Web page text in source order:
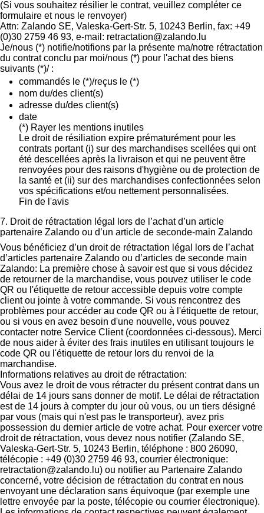
(Si vous souhaitez résilier le contrat, veuillez compléter ce
formulaire et nous le renvoyer)
Attn: Zalando SE, Valeska-Gert-Str. 5, 10243 Berlin, fax: +49
(0)30 2759 46 93, e-mail: retractation@zalando.lu
Je/nous (*) notifie/notifions par la présente ma/notre rétractation
du contrat conclu par moi/nous (*) pour l'achat des biens
suivants (*)/ :
commandés le (*)/reçus le (*)
nom du/des client(s)
adresse du/des client(s)
date
(*) Rayer les mentions inutiles
Le droit de résiliation expire prématurément pour les
contrats portant (i) sur des marchandises scellées qui ont
été descellées après la livraison et qui ne peuvent être
renvoyées pour des raisons d'hygiène ou de protection de
la santé et (ii) sur des marchandises confectionnées selon
vos spécifications et/ou nettement personnalisées.
Fin de l'avis
7. Droit de rétractation légal lors de l’achat d’un article
partenaire Zalando ou d’un article de seconde-main Zalando
Vous bénéficiez d’un droit de rétractation légal lors de l’achat
d’articles partenaire Zalando ou d’articles de seconde main
Zalando: La première chose à savoir est que si vous décidez
de retourner de la marchandise, vous pouvez utiliser le code
QR ou l'étiquette de retour accessible depuis votre compte
client ou jointe à votre commande. Si vous rencontrez des
problèmes pour accéder au code QR ou à l'étiquette de retour,
ou si vous en avez besoin d'une nouvelle, vous pouvez
contacter notre Service Client (coordonnées ci-dessous). Merci
de nous aider à éviter des frais inutiles en utilisant toujours le
code QR ou l'étiquette de retour lors du renvoi de la
marchandise.
Informations relatives au droit de rétractation:
Vous avez le droit de vous rétracter du présent contrat dans un
délai de 14 jours sans donner de motif. Le délai de rétractation
est de 14 jours à compter du jour où vous, ou un tiers désigné
par vous (mais qui n'est pas le transporteur), avez pris
possession du dernier article de votre achat. Pour exercer votre
droit de rétractation, vous devez nous notifier (Zalando SE,
Valeska-Gert-Str. 5, 10243 Berlin, téléphone : 800 26090,
télécopie : +49 (0)30 2759 46 93, courrier électronique:
retractation@zalando.lu) ou notifier au Partenaire Zalando
concerné, votre décision de rétractation du contrat en nous
envoyant une déclaration sans équivoque (par exemple une
lettre envoyée par la poste, télécopie ou courrier électronique).